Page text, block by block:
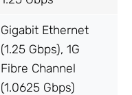
Gigabit Ethernet
(1.25 Gbps), 1G
Fibre Channel
(1.0625 Gbps)